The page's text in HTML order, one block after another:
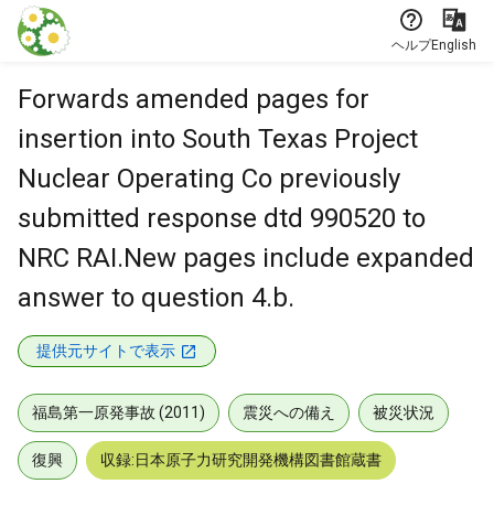
本文に飛ぶ
ヘルプEnglish
Forwards amended pages for
insertion into South Texas Project
Nuclear Operating Co previously
submitted response dtd 990520 to
NRC RAI.New pages include expanded
answer to question 4.b.
提供元サイトで表示
福島第一原発事故 (2011) 震災への備え 被災状況
復興 収録:日本原子力研究開発機構図書館蔵書